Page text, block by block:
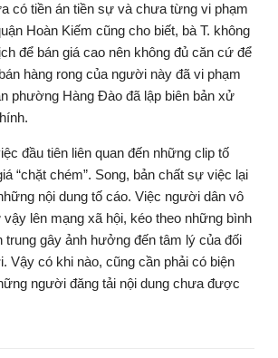
có tiền án tiền sự và chưa từng vi phạm
Hoàn Kiếm cũng cho biết, bà T. không
để bán giá cao nên không đủ căn cứ để
hàng rong của người này đã vi phạm
phường Hàng Đào đã lập biên bản xử
đầu tiên liên quan đến những clip tố
“chặt chém”. Song, bản chất sự việc lại
nội dung tố cáo. Việc người dân vô
lên mạng xã hội, kéo theo những bình
trung gây ảnh hưởng đến tâm lý của đối
Vậy có khi nào, cũng cần phải có biện
người đăng tải nội dung chưa được